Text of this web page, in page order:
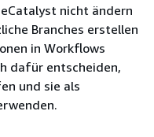
nicht ändern
Branches erstellen
in Workflows
dafür entscheiden,
und sie als